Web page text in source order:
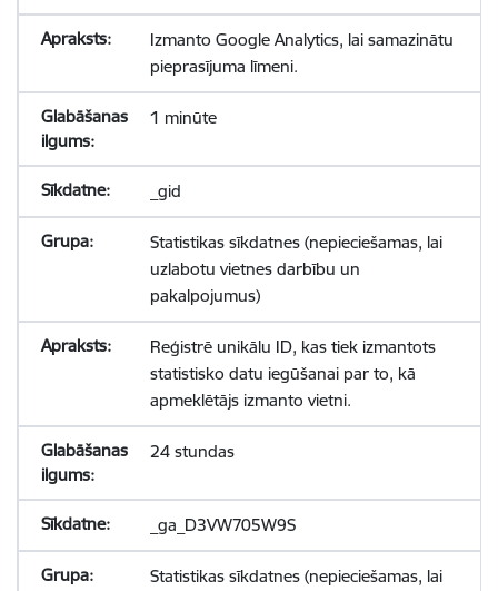
Izmanto Google Analytics, lai samazinātu
pieprasījuma līmeni.
1 minūte
_gid
Statistikas sīkdatnes (nepieciešamas, lai
uzlabotu vietnes darbību un
pakalpojumus)
Reģistrē unikālu ID, kas tiek izmantots
statistisko datu iegūšanai par to, kā
apmeklētājs izmanto vietni.
24 stundas
_ga_D3VW705W9S
Statistikas sīkdatnes (nepieciešamas, lai